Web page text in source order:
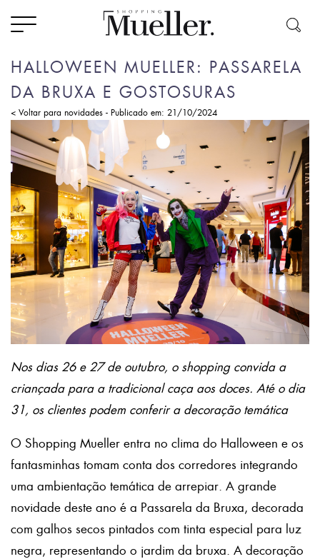
HALLOWEEN MUELLER: PASSARELA
DA BRUXA E GOSTOSURAS
< Voltar para novidades - Publicado em: 21/10/2024
Nos dias 26 e 27 de outubro, o shopping convida a
criançada para a tradicional caça aos doces. Até o dia
31, os clientes podem conferir a decoração temática
O Shopping Mueller entra no clima do Halloween e os
fantasminhas tomam conta dos corredores integrando
uma ambientação temática de arrepiar. A grande
novidade deste ano é a Passarela da Bruxa, decorada
com galhos secos pintados com tinta especial para luz
negra, representando o jardim da bruxa. A decoração